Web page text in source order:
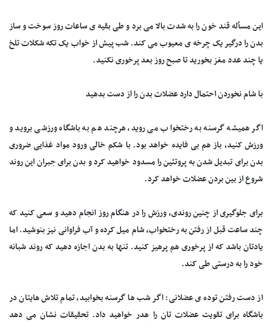
این مسأله قند خون را به شدت بالا می برد و طی بقیه ی ساعات روز سوخت و ساز
بدن را درگیر یک چرخه ی معیوب می کند. شب پیش از خواب یک تکه شکلات تلخ
یا چند عدد مغز بخورید تا صبح روز بعد پرخوری نکنید.
با شام نخوردن احتمال دارد عضلات بدن را از دست بدهید
اگر همیشه گرسنه به رختخواب می روید، هرچند هم به باشگاه ورزشی بروید و
ورزش کنید، باز هم بی فایده خواهد بود. با شکم خالی ورود مواد غذایی ضروری
بدن برای تبدیل شدن به پروتئین را مسدود خواهید کرد و بدن برای جبران این روند
شروع از بین بردن عضلات خواهد کرد.
برای جلوگیری از چنین روندی، ورزش را در هنگام روز انجام دهید و سعی کنید که
چند ساعت قبل از رفتن به رختخواب، شام میل کرده و آب فراوانی نیز بنوشید. اما
یادتان باشد که از پرخوری هم پرهیز کنید. تنها به بدن اجازه دهید که روند شبانه
خود را به درستی طی کند.
از دست رفتن توده ی عضلانی: اگر شب ها گرسنه بخوابید، تمام تلاش هایتان در
باشگاه برای تقویت عضلات تان را هدر خواهید داد. تحقیقات نشان می دهد